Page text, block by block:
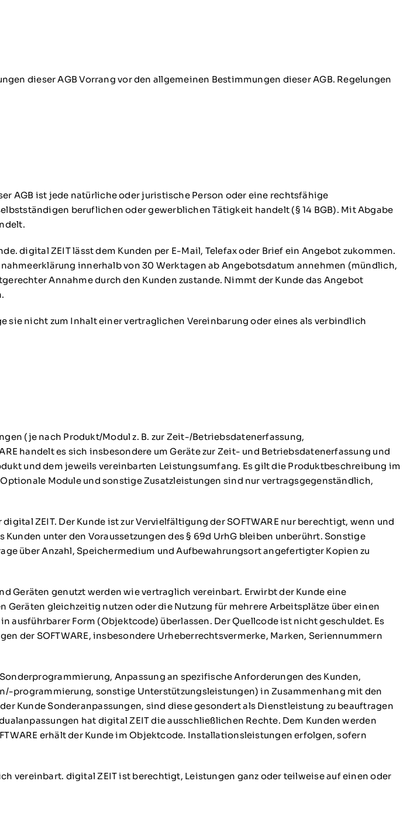
dieser AGB Vorrang vor den allgemeinen Bestimmungen dieser AGB. Regelungen
AGB ist jede natürliche oder juristische Person oder eine rechtsfähige
beruflichen oder gewerblichen Tätigkeit handelt (§ 14 BGB). Mit Abgabe
digital ZEIT lässt dem Kunden per E-Mail, Telefax oder Brief ein Angebot zukommen.
innerhalb von 30 Werktagen ab Angebotsdatum annehmen (mündlich,
Annahme durch den Kunden zustande. Nimmt der Kunde das Angebot
nicht zum Inhalt einer vertraglichen Vereinbarung oder eines als verbindlich
(je nach Produkt/Modul z. B. zur Zeit-/Betriebsdatenerfassung,
handelt es sich insbesondere um Geräte zur Zeit- und Betriebsdatenerfassung und
und dem jeweils vereinbarten Leistungsumfang. Es gilt die Produktbeschreibung im
Module und sonstige Zusatzleistungen sind nur vertragsgegenständlich,
ZEIT. Der Kunde ist zur Vervielfältigung der SOFTWARE nur berechtigt, wenn und
unter den Voraussetzungen des § 69d UrhG bleiben unberührt. Sonstige
über Anzahl, Speichermedium und Aufbewahrungsort angefertigter Kopien zu
Geräten genutzt werden wie vertraglich vereinbart. Erwirbt der Kunde eine
gleichzeitig nutzen oder die Nutzung für mehrere Arbeitsplätze über einen
ausführbarer Form (Objektcode) überlassen. Der Quellcode ist nicht geschuldet. Es
der SOFTWARE, insbesondere Urheberrechtsvermerke, Marken, Seriennummern
Anpassung an spezifische Anforderungen des Kunden,
sonstige Unterstützungsleistungen) in Zusammenhang mit den
Kunde Sonderanpassungen, sind diese gesondert als Dienstleistung zu beauftragen
hat digital ZEIT die ausschließlichen Rechte. Dem Kunden werden
erhält der Kunde im Objektcode. Installationsleistungen erfolgen, sofern
vereinbart. digital ZEIT ist berechtigt, Leistungen ganz oder teilweise auf einen oder